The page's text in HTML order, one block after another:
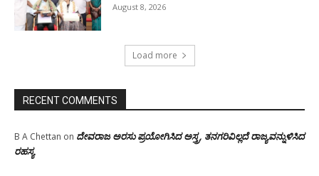
August 8, 2026
Load more
RECENT COMMENTS
B A Chettan on ದೇವರಾಜ ಅರಸು ಪ್ರಯೋಗಿಸಿದ ಅಸ್ತ್ರ, ತನಗರಿವಿಲ್ಲದೆ ರಾಜ್ಯವನ್ನುಳಿಸಿದ
ರಹಸ್ಯ